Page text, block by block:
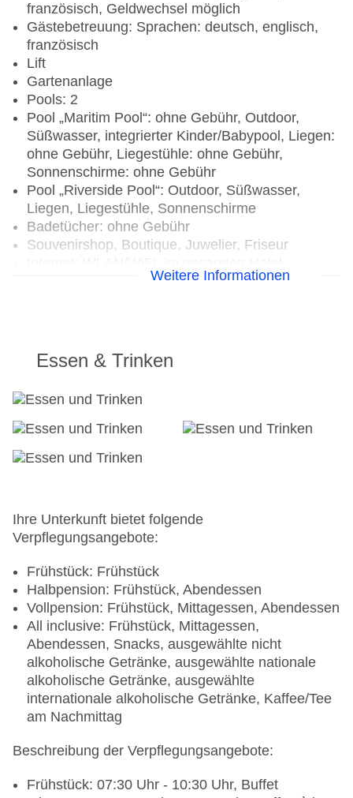
französisch, Geldwechsel möglich
Gästebetreuung: Sprachen: deutsch, englisch,
französisch
Lift
Gartenanlage
Pools: 2
Pool „Maritim Pool“: ohne Gebühr, Outdoor,
Süßwasser, integrierter Kinder/Babypool, Liegen:
ohne Gebühr, Liegestühle: ohne Gebühr,
Sonnenschirme: ohne Gebühr
Pool „Riverside Pool“: Outdoor, Süßwasser,
Liegen, Liegestühle, Sonnenschirme
Badetücher: ohne Gebühr
Souvenirshop, Boutique, Juwelier, Friseur
(Anlage): ohne Gebühr
Zahlungsarten: TUI Card / VISA, MasterCard,
American Express, Diners
Haustiere nicht erlaubt
Parkmöglichkeiten: Parkplatz (nach
Verfügbarkeit), bewacht: ohne Gebühr,
Tagungseinrichtungen: Konferenzräume: 4,
Breaks: gegen Gebühr
Größe des Hotels/Anlage: 25 ha
Landeskategorie: 5 Sterne
Weitere Informationen
Essen & Trinken
Ihre Unterkunft bietet folgende
Verpflegungsangebote:
Frühstück: Frühstück
Halbpension: Frühstück, Abendessen
Vollpension: Frühstück, Mittagessen, Abendessen
All inclusive: Frühstück, Mittagessen,
Abendessen, Snacks, ausgewählte nicht
alkoholische Getränke, ausgewählte nationale
alkoholische Getränke, ausgewählte
internationale alkoholische Getränke, Kaffee/Tee
am Nachmittag
Beschreibung der Verpflegungsangebote:
Frühstück: 07:30 Uhr - 10:30 Uhr, Buffet